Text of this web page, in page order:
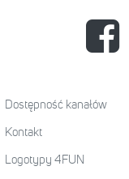
Dostępność kanałów
Kontakt
Logotypy 4FUN